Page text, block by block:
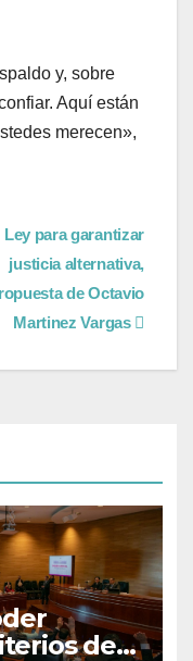
y, sobre
Aquí están
merecen»,
Ley para garantizar
justicia alternativa,
de Octavio
Martinez Vargas
de